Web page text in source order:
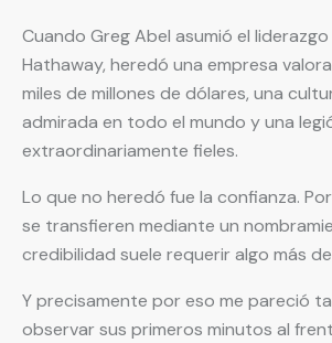
Cuando Greg Abel asumió el
Hathaway, heredó una empresa
miles de millones de dólares, una
admirada en todo el mundo y una
extraordinariamente fieles.
Lo que no heredó fue la confianza.
se transfieren mediante un
credibilidad suele requerir algo más
Y precisamente por eso me pareció
observar sus primeros minutos al